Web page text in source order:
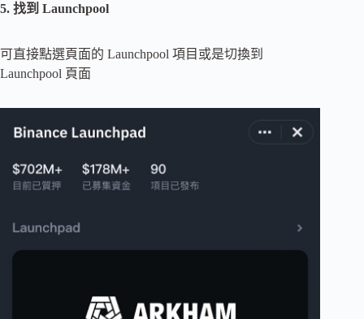
5. 找到 Launchpool
可直接點選頁面的 Launchpool 項目或是切換到
Launchpool 頁面